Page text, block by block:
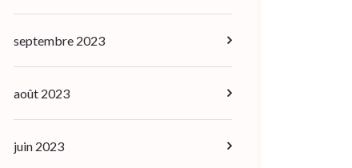
septembre 2023
août 2023
juin 2023